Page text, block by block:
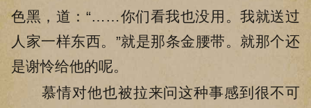
色黑，道：“……你们看我也没用。我就送过
人家一样东西。”就是那条金腰带。就那个还
是谢怜给他的呢。
慕情对他也被拉来问这种事感到很不可